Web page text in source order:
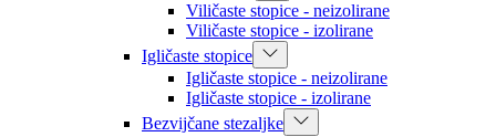
Viličaste stopice - neizolirane
Viličaste stopice - izolirane
Igličaste stopice
Igličaste stopice - neizolirane
Igličaste stopice - izolirane
Bezvijčane stezaljke